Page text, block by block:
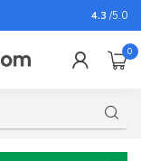
Für fast
4.3 /5.0
0